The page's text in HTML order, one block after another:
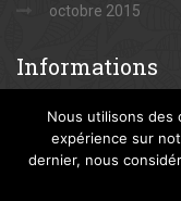
octobre 2015
Informations
Mentions légales
Nous utilisons des
expérience sur
dernier, nous